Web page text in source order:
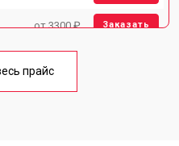
от 3300 ₽ Заказать
прайс